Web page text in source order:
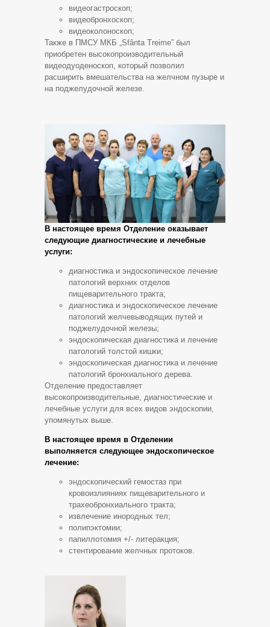
видеогастроскоп;
видеобронхоскоп;
видеоколоноскоп;
Также в ПМСУ МКБ „Sfânta Treime” был
приобретен высокопроизводительный
видеодуоденоскоп, который позволил
расширить вмешательства на желчном пузыре и
на поджелудочной железе.
В настоящее время Отделение оказывает
следующие диагностические и лечебные
услуги:
диагностика и эндоскопическое лечение
патологий верхних отделов
пищеварительного тракта;
диагностика и эндоскопическое лечение
патологий желчевыводящих путей и
поджелудочной железы;
эндоскопическая диагностика и лечение
патологий толстой кишки;
эндоскопическая диагностика и лечение
патологий бронхиального дерева.
Отделение предоставляет
высокопроизводительные, диагностические и
лечебные услуги для всех видов эндоскопии,
упомянутых выше.
В настоящее время в Отделении
выполняется следующее эндоскопическое
лечение:
эндоскопический гемостаз при
кровоизлияниях пищеварительного и
трахеобронхиального тракта;
извлечение инородных тел;
полипэктомии;
папиллотомия +/- литеракция;
стентирование желчных протоков.